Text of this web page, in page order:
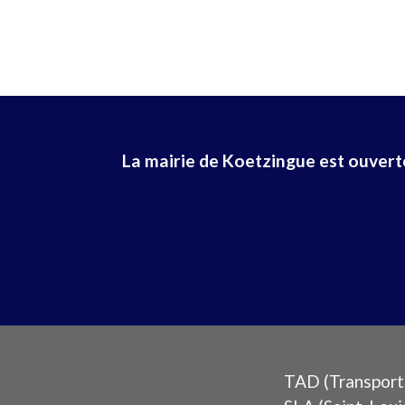
La mairie de Koetzingue est
TAD